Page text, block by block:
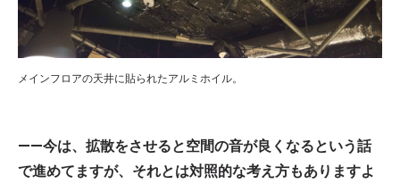
メインフロアの天井に貼られたアルミホイル。
——今は、拡散をさせると空間の音が良くなるという話
で進めてますが、それとは対照的な考え方もありますよ